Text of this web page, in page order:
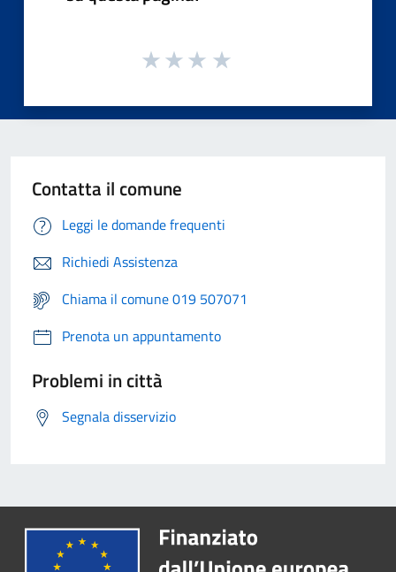
Contatta il comune
Leggi le domande frequenti
Richiedi Assistenza
Chiama il comune 019 507071
Prenota un appuntamento
Problemi in città
Segnala disservizio